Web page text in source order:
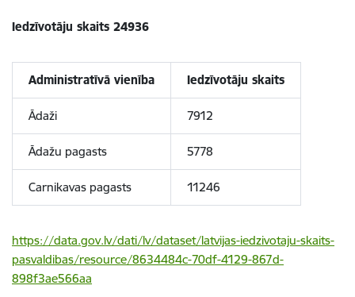
Iedzīvotāju skaits 24936
Administratīvā vienība Iedzīvotāju skaits
Ādaži 7912
Ādažu pagasts 5778
Carnikavas pagasts 11246
https://data.gov.lv/dati/lv/dataset/latvijas-iedzivotaju-skaits-
pasvaldibas/resource/8634484c-70df-4129-867d-
898f3ae566aa